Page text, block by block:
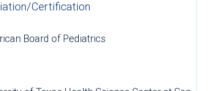
Certification
Board of Pediatrics